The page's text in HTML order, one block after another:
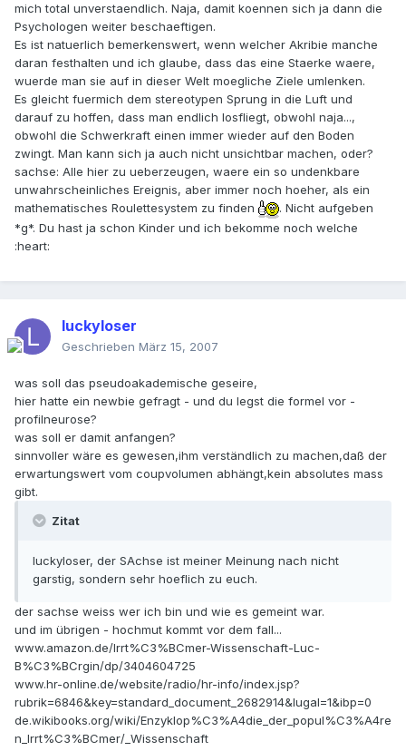
mich total unverstaendlich. Naja, damit koennen sich ja dann die
Psychologen weiter beschaeftigen.
Es ist natuerlich bemerkenswert, wenn welcher Akribie manche
daran festhalten und ich glaube, dass das eine Staerke waere,
wuerde man sie auf in dieser Welt moegliche Ziele umlenken.
Es gleicht fuermich dem stereotypen Sprung in die Luft und
darauf zu hoffen, dass man endlich losfliegt, obwohl naja...,
obwohl die Schwerkraft einen immer wieder auf den Boden
zwingt. Man kann sich ja auch nicht unsichtbar machen, oder?
sachse: Alle hier zu ueberzeugen, waere ein so undenkbare
unwahrscheinliches Ereignis, aber immer noch hoeher, als ein
mathematisches Roulettesystem zu finden
. Nicht aufgeben
*g*. Du hast ja schon Kinder und ich bekomme noch welche
:heart:
luckyloser
Geschrieben März 15, 2007
was soll das pseudoakademische geseire,
hier hatte ein newbie gefragt - und du legst die formel vor -
profilneurose?
was soll er damit anfangen?
sinnvoller wäre es gewesen,ihm verständlich zu machen,daß der
erwartungswert vom coupvolumen abhängt,kein absolutes mass
gibt.
Zitat
luckyloser, der SAchse ist meiner Meinung nach nicht
garstig, sondern sehr hoeflich zu euch.
der sachse weiss wer ich bin und wie es gemeint war.
und im übrigen - hochmut kommt vor dem fall...
www.amazon.de/Irrt%C3%BCmer-Wissenschaft-Luc-
B%C3%BCrgin/dp/3404604725
www.hr-online.de/website/radio/hr-info/index.jsp?
rubrik=6846&key=standard_document_2682914&lugal=1&ibp=0
de.wikibooks.org/wiki/Enzyklop%C3%A4die_der_popul%C3%A4re
n_Irrt%C3%BCmer/_Wissenschaft